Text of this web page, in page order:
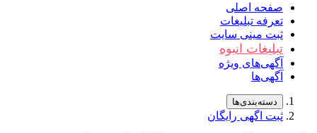
صفحه اصلی
تعرفه تبلیغات
ثبت مینی سایت
تبلیغات انبوه
آگهی‌های ویژه
آگهی‌ها
دسته‌بندی‌ها
ثبت اگهی رایگان